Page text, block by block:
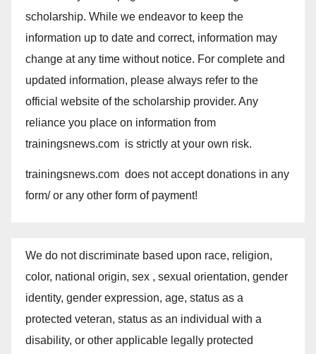
scholarship. While we endeavor to keep the
information up to date and correct, information may
change at any time without notice. For complete and
updated information, please always refer to the
official website of the scholarship provider. Any
reliance you place on information from
trainingsnews.com is strictly at your own risk.
trainingsnews.com does not accept donations in any
form/ or any other form of payment!
We do not discriminate based upon race, religion,
color, national origin, sex , sexual orientation, gender
identity, gender expression, age, status as a
protected veteran, status as an individual with a
disability, or other applicable legally protected